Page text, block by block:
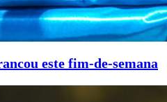
este fim-de-semana